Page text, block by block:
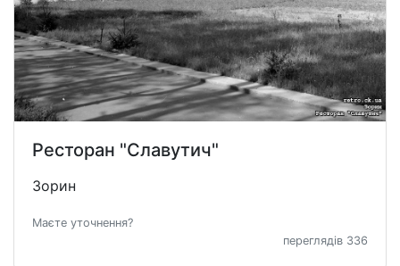
Ресторан "Славутич"
Зорин
Маєте уточнення?
переглядів 336
Support Ukraine ❤
Share this widget 📌